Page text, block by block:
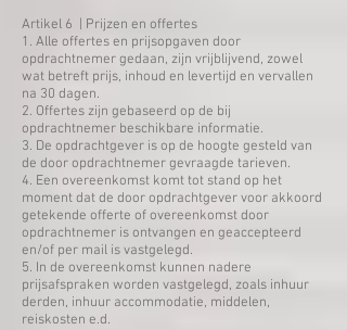
​Artikel 6 | Prijzen en offertes
1. Alle offertes en prijsopgaven door
opdrachtnemer gedaan, zijn vrijblijvend, zowel
wat betreft prijs, inhoud en levertijd en vervallen
na 30 dagen.
2. Offertes zijn gebaseerd op de bij
opdrachtnemer beschikbare informatie.
3. De opdrachtgever is op de hoogte gesteld van
de door opdrachtnemer gevraagde tarieven.
4. Een overeenkomst komt tot stand op het
moment dat de door opdrachtgever voor akkoord
getekende offerte of overeenkomst door
opdrachtnemer is ontvangen en geaccepteerd
en/of per mail is vastgelegd.
5. In de overeenkomst kunnen nadere
prijsafspraken worden vastgelegd, zoals inhuur
derden, inhuur accommodatie, middelen,
reiskosten e.d.